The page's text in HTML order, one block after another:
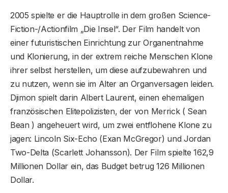
2005 spielte er die Hauptrolle in dem großen Science-
Fiction-/Actionfilm „Die Insel“. Der Film handelt von
einer futuristischen Einrichtung zur Organentnahme
und Klonierung, in der extrem reiche Menschen Klone
ihrer selbst herstellen, um diese aufzubewahren und
zu nutzen, wenn sie im Alter an Organversagen leiden.
Djimon spielt darin Albert Laurent, einen ehemaligen
französischen Elitepolizisten, der von Merrick ( Sean
Bean ) angeheuert wird, um zwei entflohene Klone zu
jagen: Lincoln Six-Echo (Exan McGregor) und Jordan
Two-Delta (Scarlett Johansson). Der Film spielte 162,9
Millionen Dollar ein, das Budget betrug 126 Millionen
Dollar.